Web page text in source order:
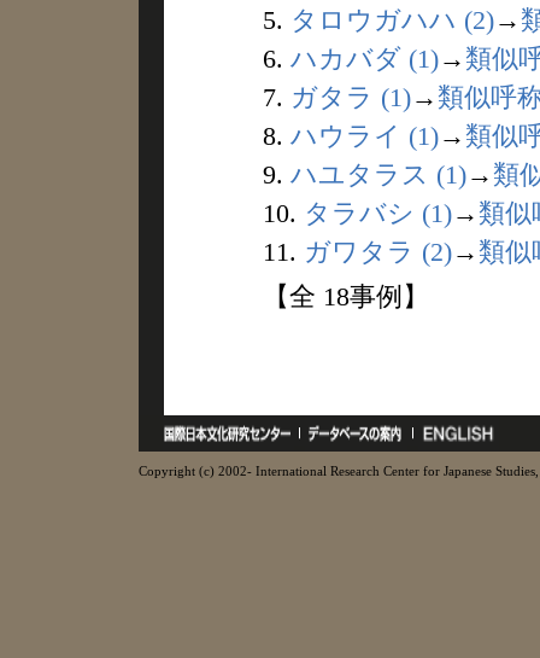
5. タロウガハハ (2)→
6. ハカバダ (1)→ 類似
7. ガタラ (1)→ 類似呼
8. ハウライ (1)→ 類似
9. ハユタラス (1)→ 類
10. タラバシ (1)→ 類似
11. ガワタラ (2)→ 類似
【全 18事例】
Copyright (c) 2002- International Research Center for Japanese